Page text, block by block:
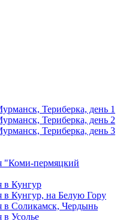
Териберка, день 1
Териберка, день 2
Териберка, день 3
"Коми-пермяцкий
в Кунгур
в Кунгур, на Белую Гору
в Соликамск, Чердынь
в Усолье